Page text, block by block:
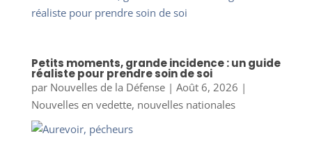
Petits moments, grande incidence : un guide
réaliste pour prendre soin de soi
par Nouvelles de la Défense| Août 6, 2026 |
Nouvelles en vedette, nouvelles nationales